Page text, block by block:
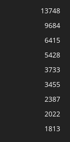
13748
9684
6415
5428
3733
3455
2387
2022
1813